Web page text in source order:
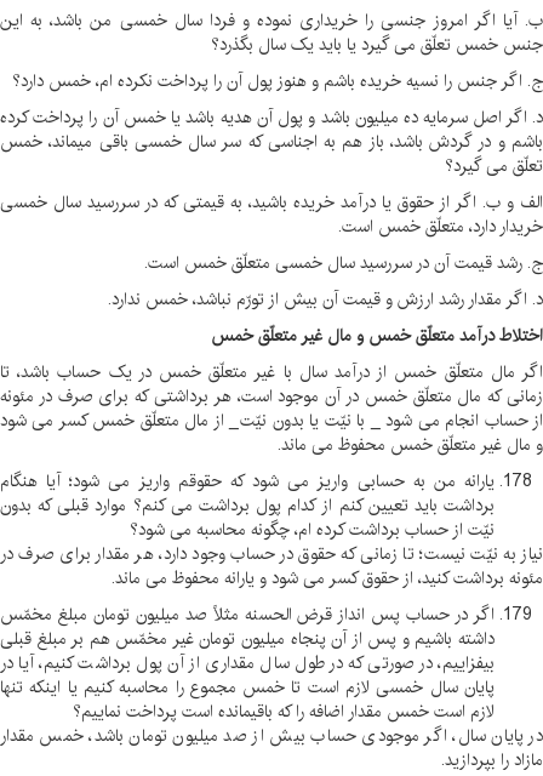
ب. آیا اگر امروز جنسی را خریداری نموده و فردا سال خمسی من باشد، به این
جنس خمس تعلّق می گیرد یا باید یک سال بگذرد؟
ج. اگر جنس را نسیه خریده باشم و هنوز پول آن را پرداخت نکرده ام، خمس دارد؟
د. اگر اصل سرمایه ده میلیون باشد و پول آن هدیه باشد یا خمس آن را پرداخت کرده
باشم و در گردش باشد، باز هم به اجناسی که سر سال خمسی باقی میماند، خمس
تعلّق می گیرد؟
الف و ب. اگر از حقوق یا درآمد خریده باشید، به قیمتی که در سررسید سال خمسی
خریدار دارد، متعلّق خمس است.
ج. رشد قیمت آن در سررسید سال خمسی متعلّق خمس است.
د. اگر مقدار رشد ارزش و قیمت آن بیش از تورّم نباشد، خمس ندارد.
اختلاط درآمد متعلّق خمس و مال غیر متعلّق خمس
اگر مال متعلّق خمس از درآمد سال با غیر متعلّق خمس در یک حساب باشد، تا
زمانی که مال متعلّق خمس در آن موجود است، هر برداشتی که برای صرف در مئونه
از حساب انجام می شود _ با نیّت یا بدون نیّت _ از مال متعلّق خمس کسر می شود
و مال غیر متعلّق خمس محفوظ می ماند.
یارانه من به حسابی واریز می شود که حقوقم واریز می شود؛ آیا هنگام
برداشت باید تعیین کنم از کدام پول برداشت می کنم؟ موارد قبلی که بدون
نیّت از حساب برداشت کرده ام، چگونه محاسبه می شود؟
نیاز به نیّت نیست؛ تا زمانی که حقوق در حساب وجود دارد، هر مقدار برای صرف در
مئونه برداشت کنید، از حقوق کسر می شود و یارانه محفوظ می ماند.
اگر در حساب پس انداز قرض الحسنه مثلاً صد میلیون تومان مبلغ مخمّس
داشته باشیم و پس از آن پنجاه میلیون تومان غیر مخمّس هم بر مبلغ قبلی
بیفزاییم، در صورتی که در طول سال مقداری از آن پول برداشت کنیم، آیا در
پایان سال خمسی لازم است تا خمس مجموع را محاسبه کنیم یا اینکه تنها
لازم است خمس مقدار اضافه را که باقیمانده است پرداخت نماییم؟
در پایان سال، اگر موجودی حساب بیش از صد میلیون تومان باشد، خمس مقدار
مازاد را بپردازید.